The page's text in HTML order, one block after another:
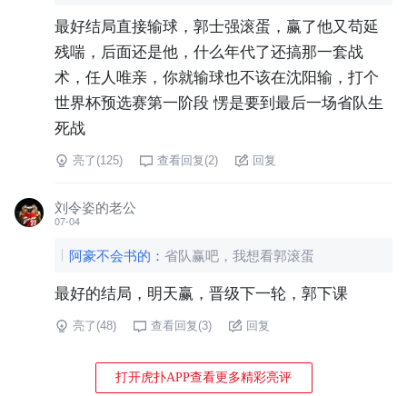
最好结局直接输球，郭士强滚蛋，赢了他又苟延
残喘，后面还是他，什么年代了还搞那一套战
术，任人唯亲，你就输球也不该在沈阳输，打个
世界杯预选赛第一阶段 愣是要到最后一场省队生
死战
亮了(125) 查看回复(2) 回复
刘令姿的老公
07-04
阿豪不会书的 ： 省队赢吧，我想看郭滚蛋
最好的结局，明天赢，晋级下一轮，郭下课
亮了(48) 查看回复(3) 回复
打开虎扑APP查看更多精彩亮评